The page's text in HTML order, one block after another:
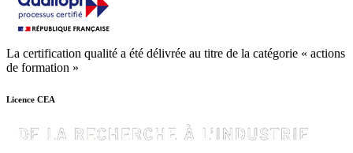
La certification qualité a été délivrée au titre de la catégorie « actions
de formation »
Licence CEA